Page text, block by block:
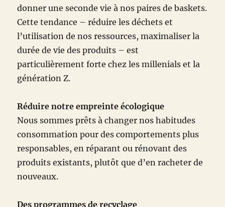
donner une seconde vie à nos paires de baskets.
Cette tendance – réduire les déchets et
l’utilisation de nos ressources, maximaliser la
durée de vie des produits – est
particulièrement forte chez les millenials et la
génération Z.
Réduire notre empreinte écologique
Nous sommes prêts à changer nos habitudes
consommation pour des comportements plus
responsables, en réparant ou rénovant des
produits existants, plutôt que d’en racheter de
nouveaux.
Des programmes de recyclage